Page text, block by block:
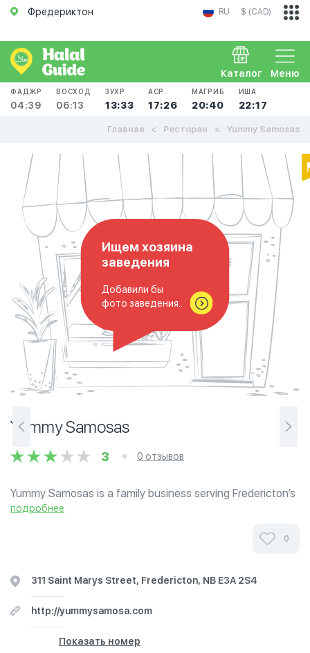
Фредериктон RU $ (CAD)
Меню
Каталог
ФАДЖР
04:39
ВОСХОД
06:13
ЗУХР
13:33
АСР
17:26
МАГРИБ
20:40
ИША
22:17
Главная Ресторан Yummy Samosas
Ищем хозяина
заведения
Добавили бы
фото заведения..
Yummy Samosas
3 0 отзывов
Yummy Samosas is a family business serving Fredericton’s
community with the finest samosas. What gives us an
подробнее
0
311 Saint Marys Street, Fredericton, NB E3A 2S4
http://yummysamosa.com
Показать номер